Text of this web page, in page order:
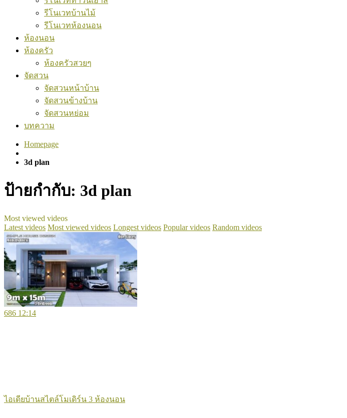
รีโนเวทบ้านไม้
รีโนเวทห้องนอน
ห้องนอน
ห้องครัว
ห้องครัวสวยๆ
จัดสวน
จัดสวนหน้าบ้าน
จัดสวนข้างบ้าน
จัดสวนหย่อม
บทความ
Homepage
3d plan
ป้ายกำกับ: 3d plan
Most viewed videos
Latest videos Most viewed videos Longest videos Popular videos Random videos
686 12:14
ไอเดียบ้านสไตล์โมเดิร์น 3 ห้องนอน